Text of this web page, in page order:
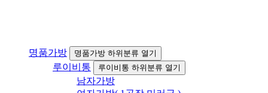
명품가방 명품가방 하위분류 열기
루이비통 루이비통 하위분류 열기
남자가방